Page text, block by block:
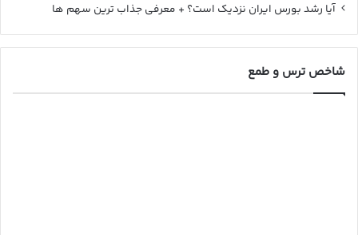
آیا رشد بورس ایران نزدیک است؟ + معرفی جذاب ترین سهم ها
شاخص ترس و طمع